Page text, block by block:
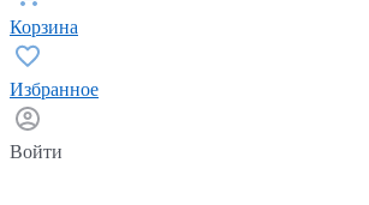
Корзина
Избранное
Войти